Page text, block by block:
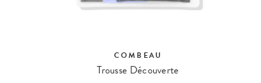
COMBEAU
Trousse Découverte